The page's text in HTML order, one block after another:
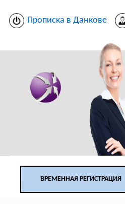
Прописка в Данкове
ВРЕМЕННАЯ РЕГИСТРАЦИЯ